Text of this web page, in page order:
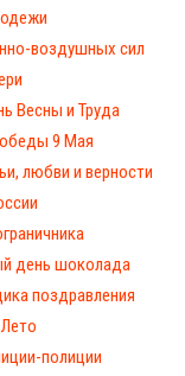
воздушных сил
Весны и Труда
9 Мая
любви и верности
день шоколада
поздравления
полиции